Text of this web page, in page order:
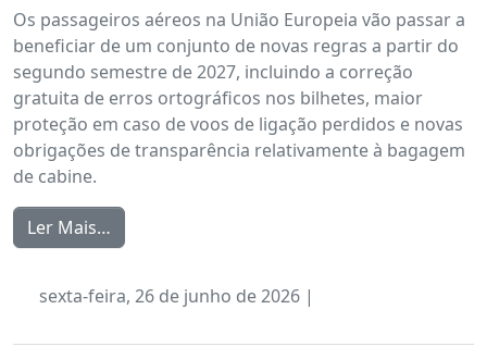
Os passageiros aéreos na União Europeia vão passar a
beneficiar de um conjunto de novas regras a partir do
segundo semestre de 2027, incluindo a correção
gratuita de erros ortográficos nos bilhetes, maior
proteção em caso de voos de ligação perdidos e novas
obrigações de transparência relativamente à bagagem
de cabine.
Ler Mais…
sexta-feira, 26 de junho de 2026 |